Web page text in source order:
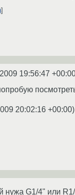
19:56:47
20:02:16 +00:00)
нужа G1/4" или